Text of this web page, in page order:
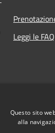
Leggi le FAQ
Questo sito
alla